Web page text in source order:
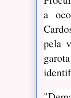
a
pela